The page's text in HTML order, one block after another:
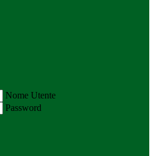
Nome Utente
Password